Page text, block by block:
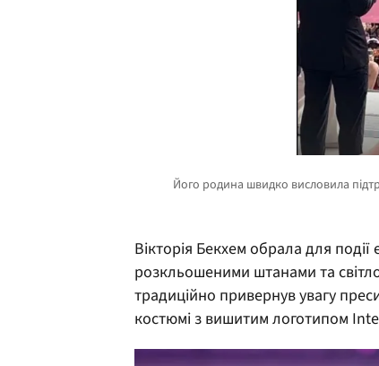
Вікторія Бекхем обрала для
розкльошеними штанами та
традиційно привернув увагу
костюмі з вишитим логотипом